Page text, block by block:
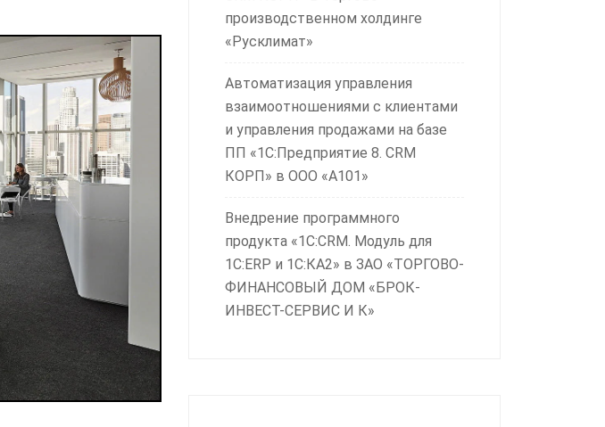
производственном холдинге
«Русклимат»
Автоматизация управления
взаимоотношениями с клиентами
и управления продажами на базе
ПП «1С:Предприятие 8. CRM
КОРП» в ООО «А101»
Внедрение программного
продукта «1С:CRM. Модуль для
1С:ERP и 1С:КА2» в ЗАО «ТОРГОВО-
ФИНАНСОВЫЙ ДОМ «БРОК-
ИНВЕСТ-СЕРВИС И К»